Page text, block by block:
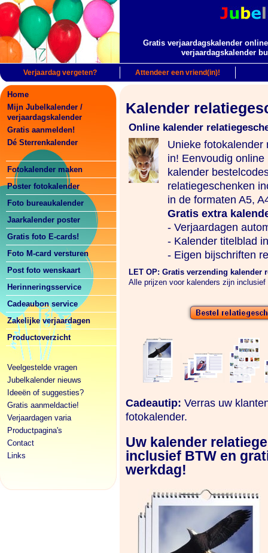
Gratis verjaardagskalender
verjaardagskalender
Verjaardag vergeten? Attendeer een vriend(in)!
Kalender
Online kalender
Unieke fotokalender
in! Eenvoudig
kalender
relatiegeschenken
in de formaten A5,
Gratis extra
- Verjaardagen
- Kalender titelblad
- Eigen bijschriften
LET OP: Gratis verzending kalender
Alle prijzen voor kalenders zijn
Cadeautip: Verras uw
fotokalender.
Uw kalender
inclusief BTW en
werkdag!
Home
Mijn Jubelkalender /
verjaardagskalender
Gratis aanmelden!
Dé Sterrenkalender
Fotokalender maken
Poster fotokalender
Foto bureaukalender
Jaarkalender poster
Gratis foto E-cards!
Foto M-card versturen
Post foto wenskaart
Herinneringsservice
Cadeaubon service
Zakelijke verjaardagen
Productoverzicht
Veelgestelde vragen
Jubelkalender nieuws
Ideeën of suggesties?
Gratis aanmeldactie!
Verjaardagen varia
Productpagina's
Contact
Links